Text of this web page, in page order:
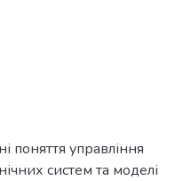
поняття управління
систем та моделі